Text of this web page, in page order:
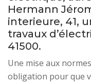
Hermann
interieure, 41,
travaux
41500.
Une mise aux
obligation pour que